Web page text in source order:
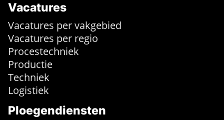
Vacatures
Vacatures per vakgebied
Vacatures per regio
Procestechniek
Productie
Techniek
Logistiek
Ploegendiensten